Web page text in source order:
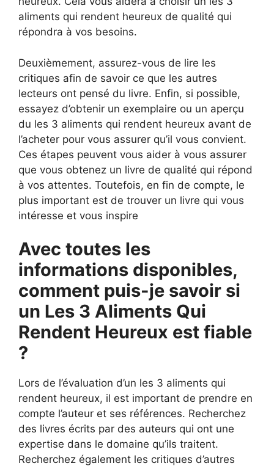
aliments qui rendent heureux de qualité qui
répondra à vos besoins.
Deuxièmement, assurez-vous de lire les
critiques afin de savoir ce que les autres
lecteurs ont pensé du livre. Enfin, si possible,
essayez d’obtenir un exemplaire ou un aperçu
du les 3 aliments qui rendent heureux avant de
l’acheter pour vous assurer qu’il vous convient.
Ces étapes peuvent vous aider à vous assurer
que vous obtenez un livre de qualité qui répond
à vos attentes. Toutefois, en fin de compte, le
plus important est de trouver un livre qui vous
intéresse et vous inspire
Avec toutes les
informations disponibles,
comment puis-je savoir si
un Les 3 Aliments Qui
Rendent Heureux est fiable
?
Lors de l’évaluation d’un les 3 aliments qui
rendent heureux, il est important de prendre en
compte l’auteur et ses références. Recherchez
des livres écrits par des auteurs qui ont une
expertise dans le domaine qu’ils traitent.
Recherchez également les critiques d’autres